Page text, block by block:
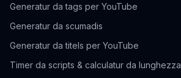
Generatur da tags per YouTube
Generatur da scumadis
Generatur da titels per YouTube
Timer da scripts & calculatur da lunghezza